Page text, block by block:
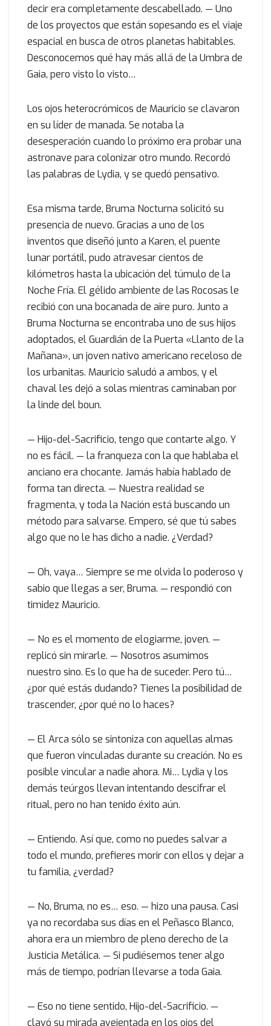
decir era completamente descabellado. — Uno
de los proyectos que están sopesando es el viaje
espacial en busca de otros planetas habitables.
Desconocemos qué hay más allá de la Umbra de
Gaia, pero visto lo visto…
Los ojos heterocrómicos de Mauricio se clavaron
en su líder de manada. Se notaba la
desesperación cuando lo próximo era probar una
astronave para colonizar otro mundo. Recordó
las palabras de Lydia, y se quedó pensativo.
Esa misma tarde, Bruma Nocturna solicitó su
presencia de nuevo. Gracias a uno de los
inventos que diseñó junto a Karen, el puente
lunar portátil, pudo atravesar cientos de
kilómetros hasta la ubicación del túmulo de la
Noche Fría. El gélido ambiente de las Rocosas le
recibió con una bocanada de aire puro. Junto a
Bruma Nocturna se encontraba uno de sus hijos
adoptados, el Guardián de la Puerta «Llanto de la
Mañana», un joven nativo americano receloso de
los urbanitas. Mauricio saludó a ambos, y el
chaval les dejó a solas mientras caminaban por
la linde del boun.
— Hijo-del-Sacrificio, tengo que contarte algo. Y
no es fácil. — la franqueza con la que hablaba el
anciano era chocante. Jamás había hablado de
forma tan directa. — Nuestra realidad se
fragmenta, y toda la Nación está buscando un
método para salvarse. Empero, sé que tú sabes
algo que no le has dicho a nadie. ¿Verdad?
— Oh, vaya… Siempre se me olvida lo poderoso y
sabio que llegas a ser, Bruma. — respondió con
timidez Mauricio.
— No es el momento de elogiarme, joven. —
replicó sin mirarle. — Nosotros asumimos
nuestro sino. Es lo que ha de suceder. Pero tú…
¿por qué estás dudando? Tienes la posibilidad de
trascender, ¿por qué no lo haces?
— El Arca sólo se sintoniza con aquellas almas
que fueron vinculadas durante su creación. No es
posible vincular a nadie ahora. Mi… Lydia y los
demás teúrgos llevan intentando descifrar el
ritual, pero no han tenido éxito aún.
— Entiendo. Así que, como no puedes salvar a
todo el mundo, prefieres morir con ellos y dejar a
tu familia, ¿verdad?
— No, Bruma, no es… eso. — hizo una pausa. Casi
ya no recordaba sus días en el Peñasco Blanco,
ahora era un miembro de pleno derecho de la
Justicia Metálica. — Si pudiésemos tener algo
más de tiempo, podrían llevarse a toda Gaia.
— Eso no tiene sentido, Hijo-del-Sacrificio. —
clavó su mirada avejentada en los ojos del